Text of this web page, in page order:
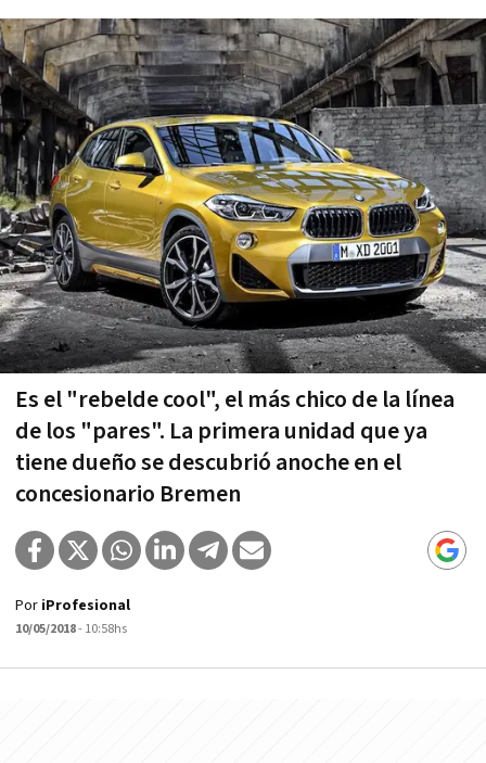
Es el "rebelde cool", el más chico de la línea
de los "pares". La primera unidad que ya
tiene dueño se descubrió anoche en el
concesionario Bremen
Por iProfesional
10/05/2018- 10:58hs